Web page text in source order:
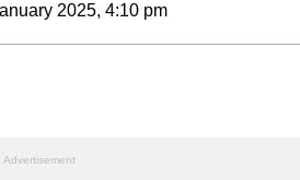
2025, 4:10 pm